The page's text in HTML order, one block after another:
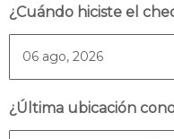
¿Cuándo hiciste el
¿Última ubicación